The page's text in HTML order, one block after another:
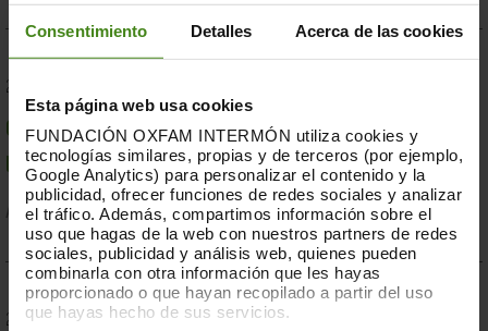
Consentimiento Detalles Acerca de las cookies
Esta página web usa cookies
FUNDACIÓN OXFAM INTERMÓN utiliza cookies y
tecnologías similares, propias y de terceros (por ejemplo,
Google Analytics) para personalizar el contenido y la
publicidad, ofrecer funciones de redes sociales y analizar
el tráfico. Además, compartimos información sobre el
uso que hagas de la web con nuestros partners de redes
sociales, publicidad y análisis web, quienes pueden
combinarla con otra información que les hayas
proporcionado o que hayan recopilado a partir del uso
que hayas hecho de sus servicios.
23.07.2019
Compromesos o complaents: una resposta fallida a
la crisi per sequera a la Banya d'Àfrica de 2019
Acció Humanitària-Resiliència i Mitjans de Vida
28.03.2019